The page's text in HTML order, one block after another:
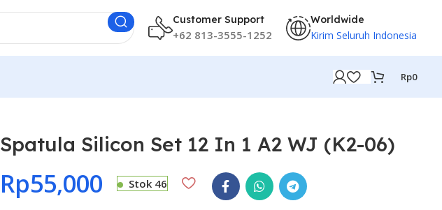
Customer Support
+62 813-3555-1252
Worldwide
Kirim Seluruh Indonesia
Rp0
Spatula Silicon Set 12 In 1 A2 WJ (K2-06)
Rp55,000 Stok 46